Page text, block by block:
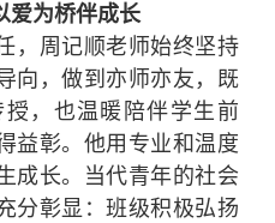
爱为桥伴成长
，周记顺老师始终坚持
向，做到亦师亦友，既
，也温暖陪伴学生前
益彰。他用专业和温度
成长。当代青年的社会
分彰显：班级积极弘扬